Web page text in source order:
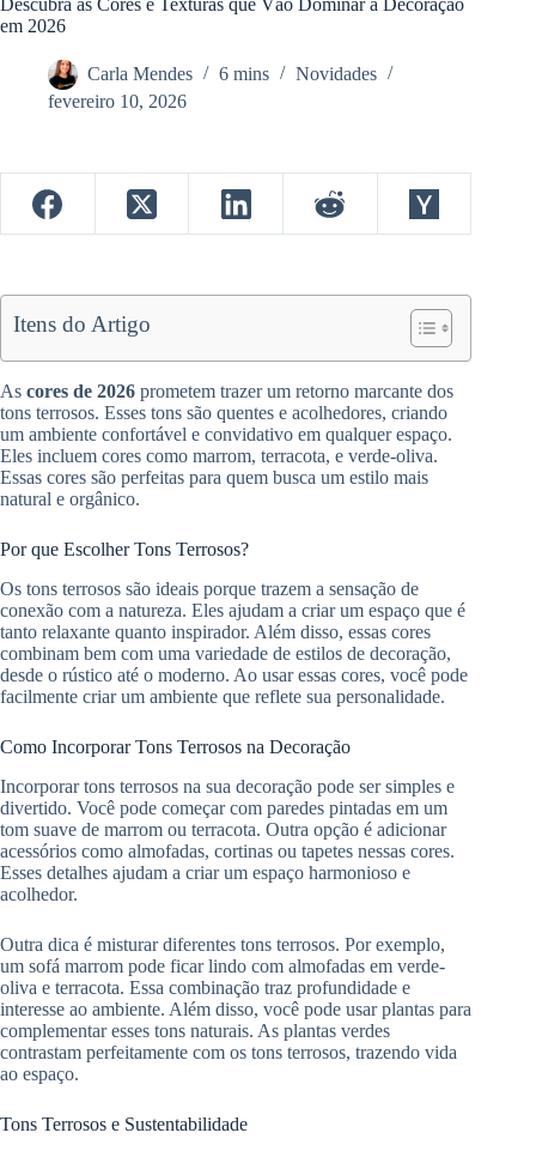
Descubra as Cores e Texturas que Vão Dominar a Decoração
em 2026
Carla Mendes 6 mins
Novidades
fevereiro 10, 2026
Itens do Artigo
As cores de 2026 prometem trazer um retorno marcante dos
tons terrosos. Esses tons são quentes e acolhedores, criando
um ambiente confortável e convidativo em qualquer espaço.
Eles incluem cores como marrom, terracota, e verde-oliva.
Essas cores são perfeitas para quem busca um estilo mais
natural e orgânico.
Por que Escolher Tons Terrosos?
Os tons terrosos são ideais porque trazem a sensação de
conexão com a natureza. Eles ajudam a criar um espaço que é
tanto relaxante quanto inspirador. Além disso, essas cores
combinam bem com uma variedade de estilos de decoração,
desde o rústico até o moderno. Ao usar essas cores, você pode
facilmente criar um ambiente que reflete sua personalidade.
Como Incorporar Tons Terrosos na Decoração
Incorporar tons terrosos na sua decoração pode ser simples e
divertido. Você pode começar com paredes pintadas em um
tom suave de marrom ou terracota. Outra opção é adicionar
acessórios como almofadas, cortinas ou tapetes nessas cores.
Esses detalhes ajudam a criar um espaço harmonioso e
acolhedor.
Outra dica é misturar diferentes tons terrosos. Por exemplo,
um sofá marrom pode ficar lindo com almofadas em verde-
oliva e terracota. Essa combinação traz profundidade e
interesse ao ambiente. Além disso, você pode usar plantas para
complementar esses tons naturais. As plantas verdes
contrastam perfeitamente com os tons terrosos, trazendo vida
ao espaço.
Tons Terrosos e Sustentabilidade